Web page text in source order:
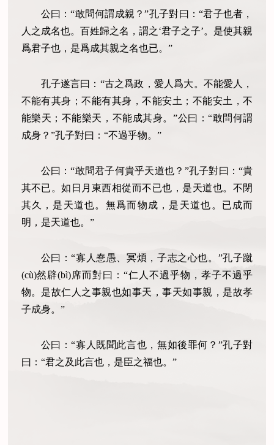
公曰：“敢問何謂成親？”孔子對曰：“君子也者，
人之成名也。百姓歸之名，謂之‘君子之子’。是使其親
爲君子也，是爲成其親之名也已。”
孔子遂言曰：“古之爲政，愛人爲大。不能愛人，
不能有其身；不能有其身，不能安土；不能安土，不
能樂天；不能樂天，不能成其身。”公曰：“敢問何謂
成身？”孔子對曰：“不過乎物。”
公曰：“敢問君子何貴乎天道也？”孔子對曰：“貴
其不已。如日月東西相從而不已也，是天道也。不閉
其久，是天道也。無爲而物成，是天道也。已成而
明，是天道也。”
公曰：“寡人惷愚、冥煩，子志之心也。”孔子蹴
(cù)然辟(bì)席而對曰：“仁人不過乎物，孝子不過乎
物。是故仁人之事親也如事天，事天如事親，是故孝
子成身。”
公曰：“寡人既聞此言也，無如後罪何？”孔子對
曰：“君之及此言也，是臣之福也。”